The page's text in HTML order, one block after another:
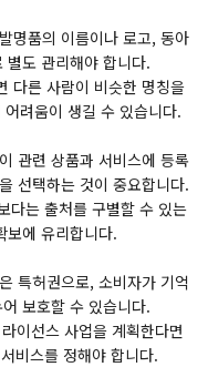
명품의 이름이나 로고, 동아
별도 관리해야 합니다.
다른 사람이 비슷한 명칭을
려움이 생길 수 있습니다.
관련 상품과 서비스에 등록
선택하는 것이 중요합니다.
다는 출처를 구별할 수 있는
보에 유리합니다.
특허권으로, 소비자가 기억
보호할 수 있습니다.
이선스 사업을 계획한다면
비스를 정해야 합니다.